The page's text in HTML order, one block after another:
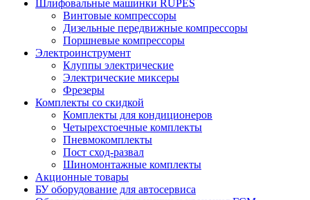
Шлифовальные машинки RUPES
Винтовые компрессоры
Дизельные передвижные компрессоры
Поршневые компрессоры
Электроинструмент
Клуппы электрические
Электрические миксеры
Фрезеры
Комплекты со скидкой
Комплекты для кондиционеров
Четырехстоечные комплекты
Пневмокомплекты
Пост сход-развал
Шиномонтажные комплекты
Акционные товары
БУ оборудование для автосервиса